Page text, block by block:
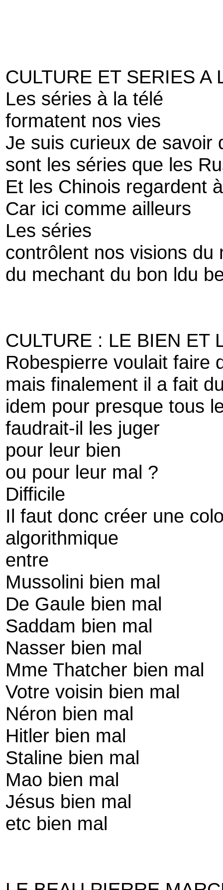
CULTURE ET SERIES A
Les séries à la télé
formatent nos vies
Je suis curieux de savoir
sont les séries que les
Et les Chinois regardent
Car ici comme ailleurs
Les séries
contrôlent nos visions du
du mechant du bon ldu
CULTURE : LE BIEN ET
Robespierre voulait faire
mais finalement il a fait
idem pour presque tous
faudrait-il les juger
pour leur bien
ou pour leur mal ?
Difficile
Il faut donc créer une
algorithmique
entre
Mussolini bien mal
De Gaule bien mal
Saddam bien mal
Nasser bien mal
Mme Thatcher bien mal
Votre voisin bien mal
Néron bien mal
Hitler bien mal
Staline bien mal
Mao bien mal
Jésus bien mal
etc bien mal